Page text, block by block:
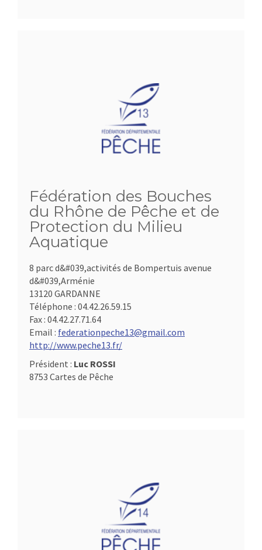
Fédération des Bouches
du Rhône de Pêche et de
Protection du Milieu
Aquatique
8 parc d&#039,activités de Bompertuis avenue
d&#039,Arménie
13120 GARDANNE
Téléphone : 04.42.26.59.15
Fax : 04.42.27.71.64
Email : federationpeche13@gmail.com
http://www.peche13.fr/
Président : Luc ROSSI
8753 Cartes de Pêche